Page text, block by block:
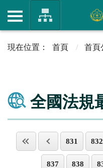
首頁 首頁
全國法規
831 832
837 838